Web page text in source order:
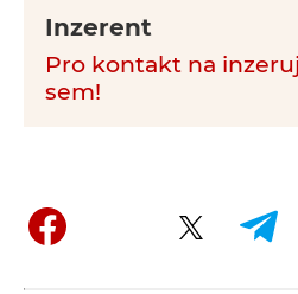
Inzerent
Pro kontakt na
sem!